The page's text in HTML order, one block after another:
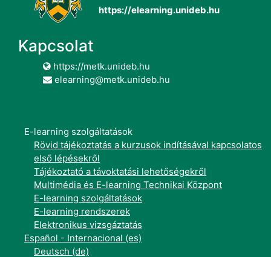
https://elearning.unideb.hu
Kapcsolat
https://metk.unideb.hu
elearning@metk.unideb.hu
E-learning szolgáltatások
Rövid tájékoztatás a kurzusok indításával kapcsolatos
első lépésekről
Tájékoztató a távoktatási lehetőségekről
Multimédia és E-learning Technikai Központ
E-learning szolgáltatások
E-learning rendszerek
Elektronikus vizsgáztatás
Español - Internacional ‎(es)‎
Deutsch ‎(de)‎